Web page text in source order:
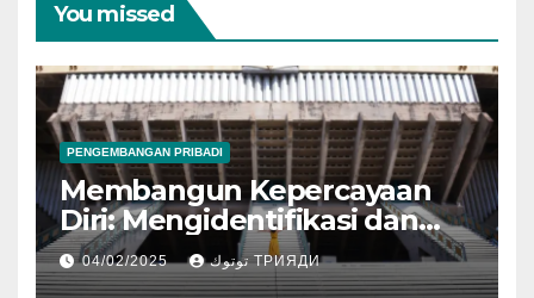
You missed
PENGEMBANGAN PRIBADI
Membangun Kepercayaan
Diri: Mengidentifikasi dan
Mengembangkan Kekuatan
Diri
04/02/2025 توتوك ТРИЯДИ